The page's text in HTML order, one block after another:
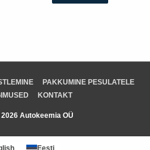
PAKKUMINE PESULATELE
KONTAKT
Autokeemia OÜ
Eesti